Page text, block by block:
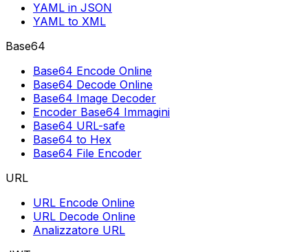
YAML in JSON
YAML to XML
Base64
Base64 Encode Online
Base64 Decode Online
Base64 Image Decoder
Encoder Base64 Immagini
Base64 URL-safe
Base64 to Hex
Base64 File Encoder
URL
URL Encode Online
URL Decode Online
Analizzatore URL